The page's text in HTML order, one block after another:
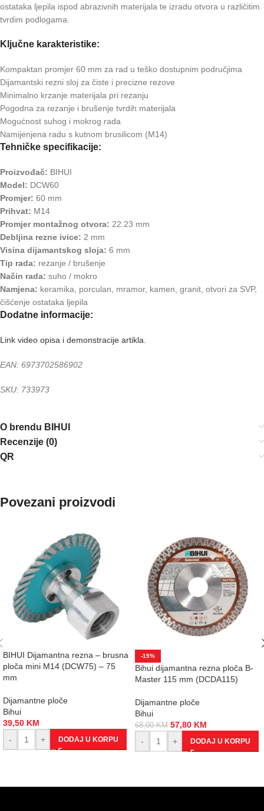
ostataka ljepila ispod abrazivnih materijala te izradu otvora u različitim
tvrdim podlogama.
Ključne karakteristike:
Kompaktan promjer 60 mm za rad u teško dostupnim područjima
Dijamantski rezni sloj za čiste i precizne rezove
Minimalno krzanje materijala pri rezanju
Pogodna za rezanje i brušenje tvrdih materijala
Mogućnost suhog i mokrog rada
Namijenjena radu s kutnom brusilicom (M14)
Tehničke specifikacije:
Proizvođač: BIHUI
Model: DCW60
Promjer: 60 mm
Prihvat: M14
Promjer montažnog otvora: 22.23 mm
Debljina rezne ivice: 2 mm
Visina dijamantskog sloja: 6 mm
Tip rada: rezanje / brušenje
Način rada: suho / mokro
Namjena: keramika, porculan, mramor, kamen, granit, otvori za SVP,
čišćenje ostataka ljepila
Dodatne informacije:
Link video opisa i demonstracije artikla.
EAN: 6973702586902
SKU: 733973
O brendu BIHUI
Recenzije (0)
QR
Povezani proizvodi
BIHUI Dijamantna rezna – brusna
ploča mini M14 (DCW75) – 75
mm
Dijamantne ploče
Bihui
39,50 KM
-
+ DODAJ U KORPU
-15%
Bihui dijamantna rezna ploča B-
Master 115 mm (DCDA115)
Dijamantne ploče
Bihui
68,00KM 57,80 KM
-
+ DODAJ U KORPU